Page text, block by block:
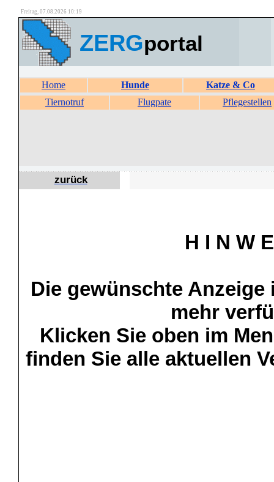
Freitag, 07.08.2026 10:19
ZERGportal
Home Hunde
Katze & Co
Tiernotruf
Flugpate Pflegestellen
zurück
H I N W
Die gewünschte
mehr
Klicken Sie oben im
finden Sie alle aktuellen